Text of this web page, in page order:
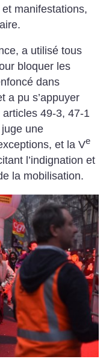
manifestations,
a utilisé tous
bloquer les
dans
a pu s’appuyer
49-3, 47-1
une
et la Ve
l’indignation et
la mobilisation.